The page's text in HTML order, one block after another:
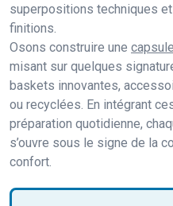
superpositions techniques
finitions.
Osons construire une
misant sur quelques
baskets innovantes,
ou recyclées. En intégrant
préparation quotidienne,
s’ouvre sous le signe de la
confort.